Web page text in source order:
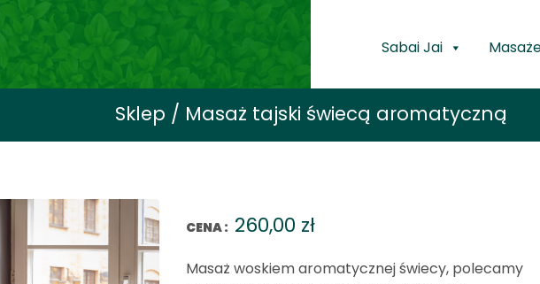
Sabai Jai
Sklep / Masaż tajski świecą aromatyczną
CENA : 260,00 zł
Masaż woskiem aromatycznej świecy, polecamy